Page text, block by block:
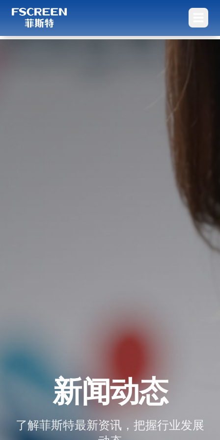
新闻动态
了解菲斯特最新资讯，把握行业发展